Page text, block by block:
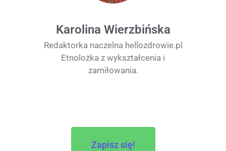
Karolina Wierzbińska
Redaktorka naczelna hellozdrowie.pl
Etnolożka z wykształcenia i
zamiłowania.
Zapisz się!